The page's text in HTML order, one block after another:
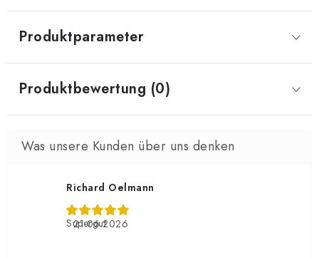
Produktparameter
Produktbewertung (0)
Richard Oelmann
21.06.2026
Supergut